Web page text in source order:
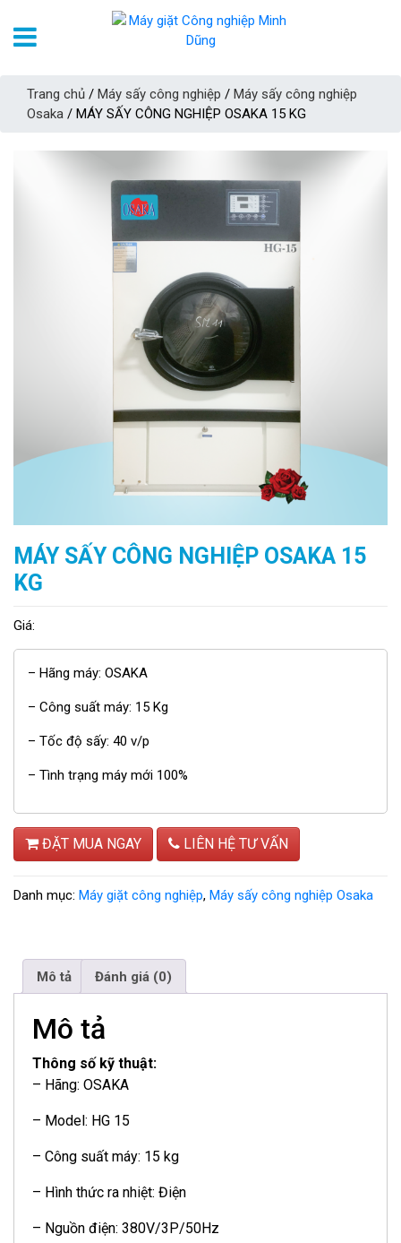
Trang chủ / Máy sấy công nghiệp / Máy sấy công nghiệp
Osaka / MÁY SẤY CÔNG NGHIỆP OSAKA 15 KG
MÁY SẤY CÔNG NGHIỆP OSAKA 15
KG
Giá:
– Hãng máy: OSAKA
– Công suất máy: 15 Kg
– Tốc độ sấy: 40 v/p
– Tình trạng máy mới 100%
ĐẶT MUA NGAY LIÊN HỆ TƯ VẤN
Danh mục: Máy giặt công nghiệp, Máy sấy công nghiệp Osaka
Mô tả Đánh giá (0)
Mô tả
Thông số kỹ thuật:
– Hãng: OSAKA
– Model: HG 15
– Công suất máy: 15 kg
– Hình thức ra nhiệt: Điện
– Nguồn điện: 380V/3P/50Hz